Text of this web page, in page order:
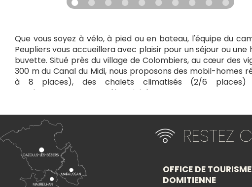
Que vous soyez à vélo, à pied ou en bateau, l'équipe du
Peupliers vous accueillera avec plaisir pour un séjour ou une
buvette. Situé près du village de Colombiers, au cœur des
300 m du Canal du Midi, nous proposons des mobil-homes
à 8 places), des chalets climatisés (2/6
emplacements avec électricité pour tentes. ,
la semaine (juillet/août). Sur place : piscine, pataugeoire,
laverie, et animations.
−
RESTEZ
OFFICE DE
DOMITIENNE